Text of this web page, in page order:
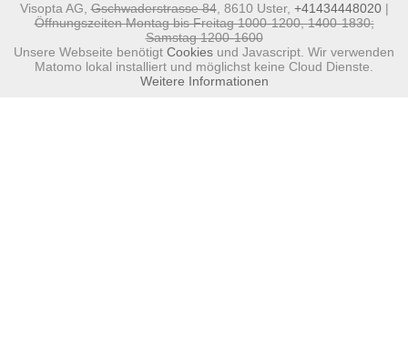
Visopta AG,Gschwaderstrasse 84, 8610 Uster, +41434448020|
Öffnungszeiten Montag bis Freitag 1000-1200, 1400-1830;
Samstag 1200-1600
Unsere Webseite benötigt Cookies und Javascript. Wir verwenden
Matomo lokal installiert und möglichst keine Cloud Dienste.
Weitere Informationen